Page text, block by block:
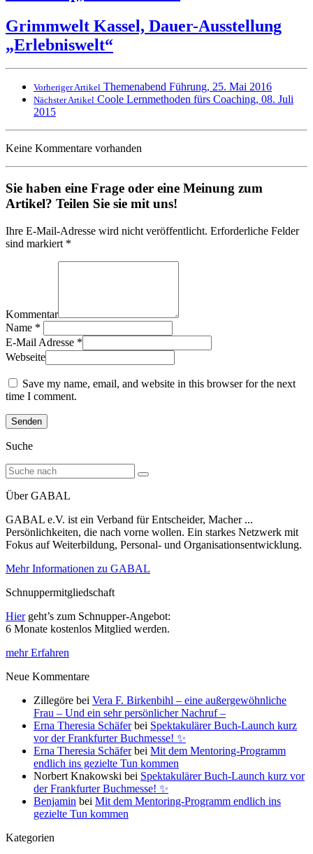
Grimmwelt Kassel, Dauer-Ausstellung
„Erlebniswelt“
Vorheriger Artikel Themenabend Führung, 25. Mai 2016
Nächster Artikel Coole Lernmethoden fürs Coaching, 08. Juli
2015
Keine Kommentare vorhanden
Sie haben eine Frage oder eine Meinung zum
Artikel? Teilen Sie sie mit uns!
Ihre E-Mail-Adresse wird nicht veröffentlicht. Erforderliche Felder
sind markiert *
Kommentar
Name *
E-Mail Adresse *
Webseite
Save my name, email, and website in this browser for the next
time I comment.
Suche
Über GABAL
GABAL e.V. ist ein Verband für Entscheider, Macher ...
Persönlichkeiten, die nach vorne wollen. Ein starkes Netzwerk mit
Fokus auf Weiterbildung, Personal- und Organisationsentwicklung.
Mehr Informationen zu GABAL
Schnuppermitgliedschaft
Hiergeht’s zum Schnupper-Angebot:
6 Monate kostenlos Mitglied werden.
mehr Erfahren
Neue Kommentare
Zillegöre bei Vera F. Birkenbihl – eine außergewöhnliche
Frau – Und ein sehr persönlicher Nachruf –
Erna Theresia Schäferbei Spektakulärer Buch-Launch kurz
vor der Frankfurter Buchmesse! ✨
Erna Theresia Schäferbei Mit dem Mentoring-Programm
endlich ins gezielte Tun kommen
Norbert Knakowski bei Spektakulärer Buch-Launch kurz vor
der Frankfurter Buchmesse! ✨
Benjamin bei Mit dem Mentoring-Programm endlich ins
gezielte Tun kommen
Kategorien